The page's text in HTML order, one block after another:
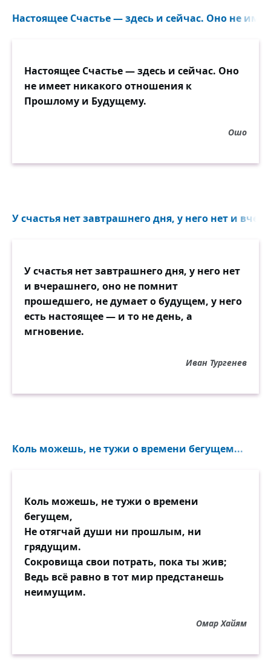
Настоящее Счастье — здесь и сейчас. Оно не
Настоящее Счастье — здесь и сейчас. Оно
не имеет никакого отношения к
Прошлому и Будущему.
Ошо
У счастья нет завтрашнего дня, у него нет и
У счастья нет завтрашнего дня, у него нет
и вчерашнего, оно не помнит
прошедшего, не думает о будущем, у него
есть настоящее — и то не день, а
мгновение.
Иван Тургенев
Коль можешь, не тужи о времени бегущем...
Коль можешь, не тужи о времени
бегущем,
Не отягчай души ни прошлым, ни
грядущим.
Сокровища свои потрать, пока ты жив;
Ведь всё равно в тот мир предстанешь
неимущим.
Омар Хайям